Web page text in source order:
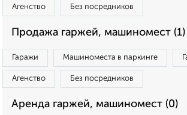
Агенство Без посредников
Продажа гаржей, машиномест (1)
Гаражи Машиноместа в паркинге
Агенство Без посредников
Аренда гаржей, машиномест (0)